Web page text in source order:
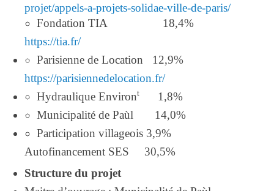
projet/appels-a-projets-solidae-ville-de-paris/
Fondation TIA 18,4%
https://tia.fr/
Parisienne de Location 12,9%
https://parisiennedelocation.fr/
Hydraulique Environt
1,8%
Municipalité de Paùl 14,0%
Participation villageois 3,9%
Autofinancement SES 30,5%
Structure du projet